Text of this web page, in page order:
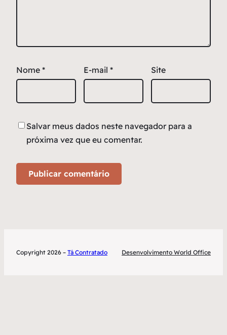
Nome * E-mail * Site
Salvar meus dados neste navegador para a
próxima vez que eu comentar.
Copyright 2026 – Tá Contratado Desenvolvimento World Office